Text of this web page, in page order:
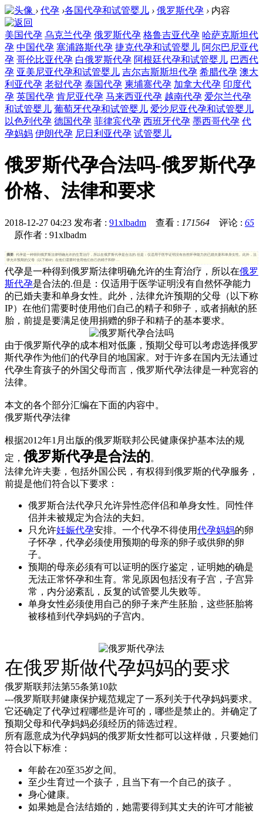
› 代孕 ›各国代孕和试管婴儿 › 俄罗斯代孕 › 内容
美国代孕 乌克兰代孕 俄罗斯代孕 格鲁吉亚代孕 哈萨克斯坦代
孕 中国代孕 塞浦路斯代孕 捷克代孕和试管婴儿 阿尔巴尼亚代
孕 哥伦比亚代孕 白俄罗斯代孕 阿根廷代孕和试管婴儿 巴西代
孕 亚美尼亚代孕和试管婴儿 吉尔吉斯斯坦代孕 希腊代孕 澳大
利亚代孕 老挝代孕 泰国代孕 柬埔寨代孕 加拿大代孕 印度代
孕 英国代孕 肯尼亚代孕 马来西亚代孕 越南代孕 爱尔兰代孕
和试管婴儿 葡萄牙代孕和试管婴儿 爱沙尼亚代孕和试管婴儿
以色列代孕 德国代孕 菲律宾代孕 西班牙代孕 墨西哥代孕 代
孕妈妈 伊朗代孕 尼日利亚代孕 试管婴儿
俄罗斯代孕合法吗-俄罗斯代孕
价格、法律和要求
2018-12-27 04:23 发布者 : 91xlbadm 查看 : 171564 评论 : 65
原作者 : 91xlbadm
摘要: 代孕是一种得到俄罗斯法律明确允许的生育治疗，所以在俄罗斯代孕是合法的.但是：仅适用于医学证明没有自然怀孕能力的已婚夫妻和单身女性。此外，法
律允许预期的父母（以下称IP）在他们需要时使用他们自己的精子和卵 ...
代孕是一种得到俄罗斯法律明确允许的生育治疗，所以在俄罗
斯代孕是合法的.但是：仅适用于医学证明没有自然怀孕能力
的已婚夫妻和单身女性。此外，法律允许预期的父母（以下称
IP）在他们需要时使用他们自己的精子和卵子，或者捐献的胚
胎，前提是要满足使用捐赠的卵子和精子的基本要求。
由于俄罗斯代孕的成本相对低廉，预期父母可以考虑选择俄罗
斯代孕作为他们的代孕目的地国家。对于许多在国内无法通过
代孕生育孩子的外国父母而言，俄罗斯代孕法律是一种宽容的
法律。
本文的各个部分汇编在下面的内容中。
俄罗斯代孕法律
根据2012年1月出版的俄罗斯联邦公民健康保护基本法的规
定，俄罗斯代孕是合法的。
法律允许夫妻，包括外国公民，有权得到俄罗斯的代孕服务，
前提是他们符合以下要求：
俄罗斯合法代孕只允许异性恋伴侣和单身女性。同性伴
侣并未被规定为合法的夫妇。
只允许妊娠代孕安排。一个代孕不得使用代孕妈妈的卵
子怀孕，代孕必须使用预期的母亲的卵子或供卵的卵
子。
预期的母亲必须有可以证明的医疗鉴定，证明她的确是
无法正常怀孕和生育。常见原因包括没有子宫，子宫异
常，内分泌紊乱，反复的试管婴儿失败等。
单身女性必须使用自己的卵子来产生胚胎，这些胚胎将
被移植到代孕妈妈的子宫内。
在俄罗斯做代孕妈妈的要求
俄罗斯联邦法第55条第10款
---俄罗斯联邦健康保护规范规定了一系列关于代孕妈妈要求。
它还确定了代孕过程哪些是许可的，哪些是禁止的。并确定了
预期父母和代孕妈妈必须经历的筛选过程。
所有愿意成为代孕妈妈的俄罗斯女性都可以这样做，只要她们
符合以下标准：
年龄在20至35岁之间。
至少生育过一个孩子，且当下有一个自己的孩子 。
身心健康。
如果她是合法结婚的，她需要得到其丈夫的许可才能被